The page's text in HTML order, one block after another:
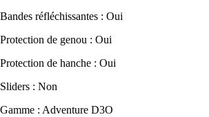
Bandes réfléchissantes : Oui
Protection de genou : Oui
Protection de hanche : Oui
Sliders : Non
Gamme : Adventure D3O